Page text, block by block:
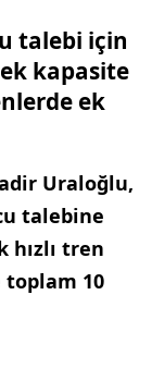
talebi için
kapasite
ek
Uraloğlu,
talebine
hızlı tren
toplam 10